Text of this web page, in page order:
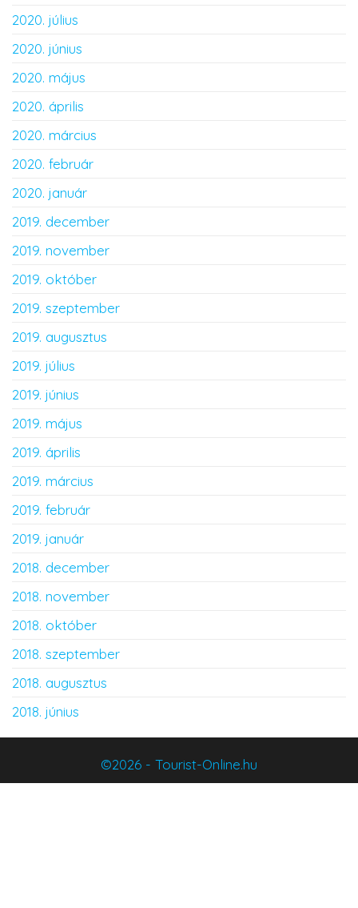
2020. július
2020. június
2020. május
2020. április
2020. március
2020. február
2020. január
2019. december
2019. november
2019. október
2019. szeptember
2019. augusztus
2019. július
2019. június
2019. május
2019. április
2019. március
2019. február
2019. január
2018. december
2018. november
2018. október
2018. szeptember
2018. augusztus
2018. június
©2026 - Tourist-Online.hu